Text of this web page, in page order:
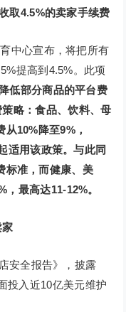
取4.5%的卖家手续费
中心宣布，将把所有
提高到4.5%。此项
低部分商品的平台费
略：食品、饮料、母
10%降至9%，
适用该政策。与此同
标准，而健康、美
最高达11-12%。
安全报告》，披露
投入近10亿美元维护